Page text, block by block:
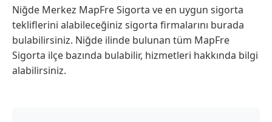
Niğde Merkez MapFre Sigorta ve en uygun sigorta
tekliflerini alabileceğiniz sigorta firmalarını burada
bulabilirsiniz. Niğde ilinde bulunan tüm MapFre
Sigorta ilçe bazında bulabilir, hizmetleri hakkında bilgi
alabilirsiniz.